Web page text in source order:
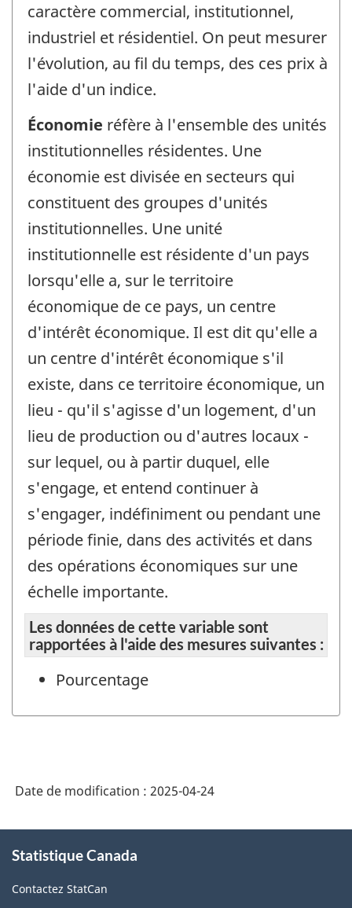
caractère commercial, institutionnel,
industriel et résidentiel. On peut mesurer
l'évolution, au fil du temps, des ces prix à
l'aide d'un indice.
Économie réfère à l'ensemble des unités
institutionnelles résidentes. Une
économie est divisée en secteurs qui
constituent des groupes d'unités
institutionnelles. Une unité
institutionnelle est résidente d'un pays
lorsqu'elle a, sur le territoire
économique de ce pays, un centre
d'intérêt économique. Il est dit qu'elle a
un centre d'intérêt économique s'il
existe, dans ce territoire économique, un
lieu - qu'il s'agisse d'un logement, d'un
lieu de production ou d'autres locaux -
sur lequel, ou à partir duquel, elle
s'engage, et entend continuer à
s'engager, indéfiniment ou pendant une
période finie, dans des activités et dans
des opérations économiques sur une
échelle importante.
Les données de cette variable sont
rapportées à l'aide des mesures suivantes :
Pourcentage
Date de modification : 2025-04-24
propos
ce
Statistique Canada
Contactez StatCan